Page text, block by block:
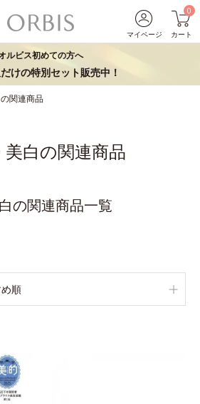
マイページ
0
カート
ルビス初めての方へ
けの特別セット販売中！
の関連商品
白の関連商品
の関連商品一覧
順